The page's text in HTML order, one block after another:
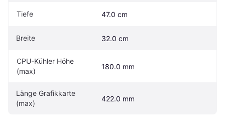
Tiefe 47.0 cm
Breite 32.0 cm
CPU-Kühler Höhe
(max)
180.0 mm
Länge Grafikkarte
(max)
422.0 mm